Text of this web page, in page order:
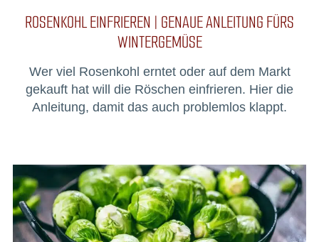
ROSENKOHL EINFRIEREN | GENAUE ANLEITUNG FÜRS
WINTERGEMÜSE
Wer viel Rosenkohl erntet oder auf dem Markt
gekauft hat will die Röschen einfrieren. Hier die
Anleitung, damit das auch problemlos klappt.